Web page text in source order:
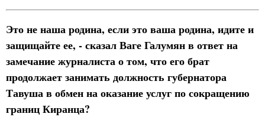
Это не наша родина, если это ваша родина, идите и
защищайте ее, - сказал Ваге Галумян в ответ на
замечание журналиста о том, что его брат
продолжает занимать должность губернатора
Тавуша в обмен на оказание услуг по сокращению
границ Киранца?